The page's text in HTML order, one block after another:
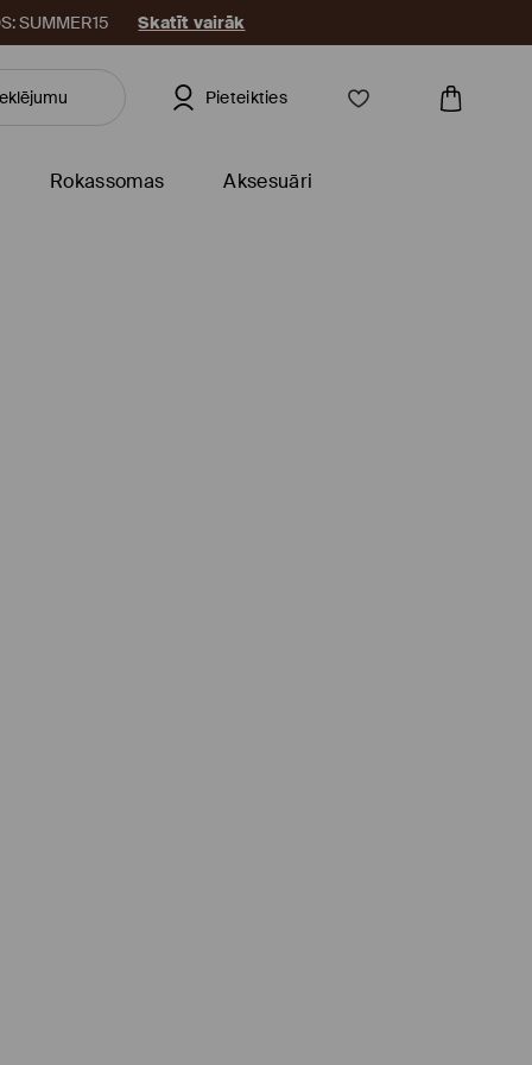
SUMMER15 Skatīt vairāk
Pieteikties
Rokassomas Aksesuāri